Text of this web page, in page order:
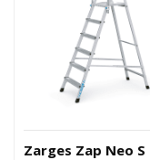
Zarges Zap Neo S